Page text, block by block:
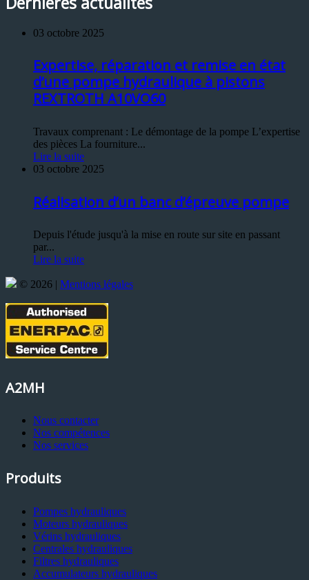
03 octobre 2025
Expertise, réparation et remise en état
d’une pompe hydraulique à pistons
REXTROTH A10VO60
Travaux comprenant : Le démontage de la pompe L’expertise
des pièces La fourniture...
Lire la suite
03 octobre 2025
Réalisation d’un banc d’épreuve pompe
Depuis l'étude jusqu'à la mise en route sur site en passant
par...
Lire la suite
© 2026 | Mentions légales
A2MH
Nous contacter
Nos compétences
Nos services
Produits
Pompes hydrauliques
Moteurs hydrauliques
Vérins hydrauliques
Centrales hydrauliques
Filtres hydrauliques
Accumulateurs hydrauliques